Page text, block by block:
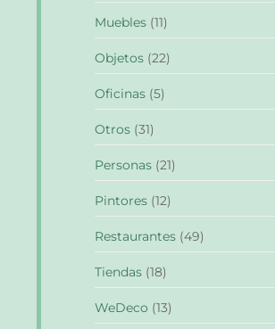
Muebles (11)
Objetos (22)
Oficinas (5)
Otros (31)
Personas (21)
Pintores (12)
Restaurantes (49)
Tiendas (18)
WeDeco (13)